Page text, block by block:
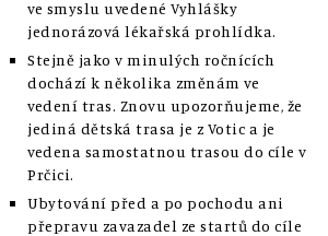
ve smyslu uvedené Vyhlášky
jednorázová lékařská prohlídka.
Stejně jako v minulých ročnících
dochází k několika změnám ve
vedení tras. Znovu upozorňujeme, že
jediná dětská trasa je z Votic a je
vedena samostatnou trasou do cíle v
Prčici.
Ubytování před a po pochodu ani
přepravu zavazadel ze startů do cíle